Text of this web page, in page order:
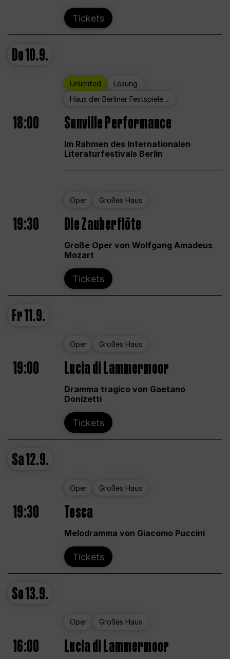
Tickets
Do10.9.
Unlimited
Lesung
Haus der Berliner Festspiele ...
18:00 Sunville Performance
Im Rahmen des Internationalen
Literaturfestivals Berlin
Oper Großes Haus
19:30 Die Zauberflöte
Große Oper von Wolfgang Amadeus
Mozart
Tickets
Fr11.9.
Oper Großes Haus
19:00 Lucia di Lammermoor
Dramma tragico von Gaetano
Donizetti
Tickets
Sa12.9.
Oper Großes Haus
19:30 Tosca
Melodramma von Giacomo Puccini
Tickets
So13.9.
Oper Großes Haus
16:00 Lucia di Lammermoor